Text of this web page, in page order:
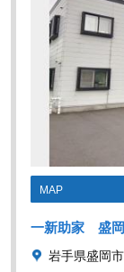
MAP
一新助家 盛
岩手県盛岡